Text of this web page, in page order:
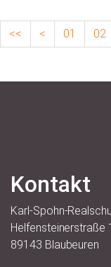
<< < 01 02
Kontakt
Karl-Spohn-
Helfensteinerstraße
89143 Blaubeuren